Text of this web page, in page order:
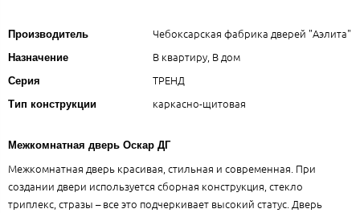
Производитель Чебоксарская фабрика дверей "Аэлита"
Назначение В квартиру, В дом
Серия ТРЕНД
Тип конструкции каркасно-щитовая
Межкомнатная дверь Оскар ДГ
Межкомнатная дверь красивая, стильная и современная. При
создании двери используется сборная конструкция, стекло
триплекс, стразы – все это подчеркивает высокий статус. Дверь